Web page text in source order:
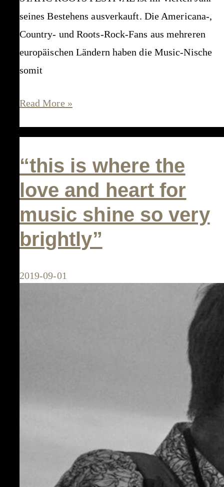
seines Bestehens ausverkauft. Die Americana-,
Country- und Roots-Rock-Fans aus mehreren
europäischen Ländern haben die Music-Nische
somit
roadtracks
“Der
Geheimtipp
ist
dahin”
Read More »
“this is where the
love and heart for
music shine so very
brightly”
2019-09-01